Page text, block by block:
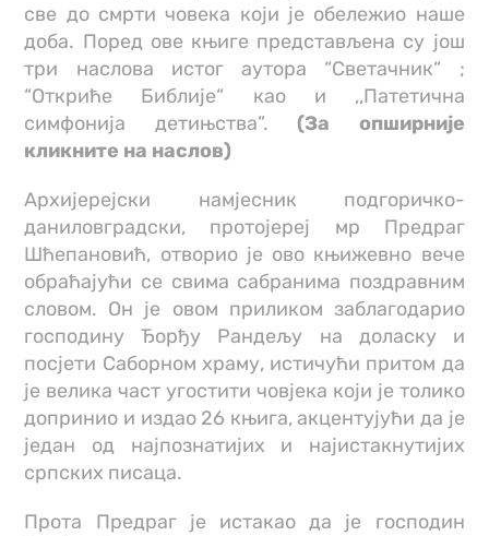
све до смрти човека који је обележио наше
доба. Поред ове књиге представљена су још
три наслова истог аутора “Светачник“ ;
“Откриће Библије“ као и ,,Патетична
симфонија детињства”.(За опширније
кликните на наслов)
Архијерејски намјесник подгоричко-
даниловградски, протојереј мр Предраг
Шћепановић, отворио је ово књижевно вече
обраћајући се свима сабранима поздравним
словом. Он је овом приликом заблагодарио
господину Ђорђу Рандељу на доласку и
посјети Саборном храму, истичући притом да
је велика част угостити човјека који је толико
допринио и издао 26 књига, акцентујући да је
један од најпознатијих и најистакнутијих
српских писаца.
Прота Предраг је истакао да је господин